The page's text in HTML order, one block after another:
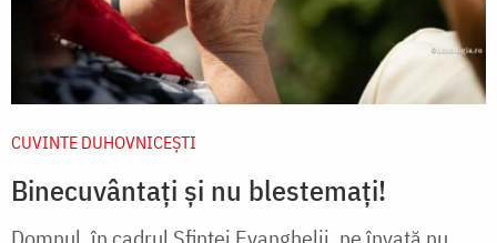
CUVINTE DUHOVNICEȘTI
Binecuvântați și nu blestemați!